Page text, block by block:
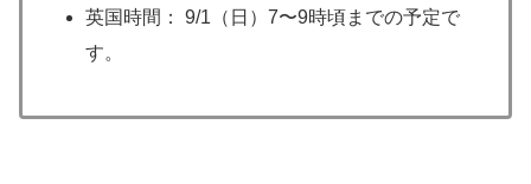
英国時間： 9/1（日）7〜9時頃までの予定で
す。